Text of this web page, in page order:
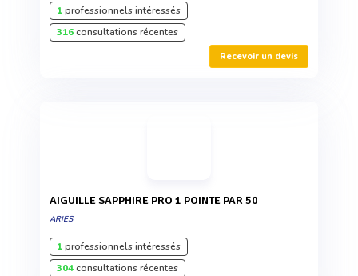
1professionnels intéressés
316consultations récentes
Recevoir un devis
AIGUILLE SAPPHIRE PRO 1 POINTE PAR 50
ARIES
1professionnels intéressés
304consultations récentes